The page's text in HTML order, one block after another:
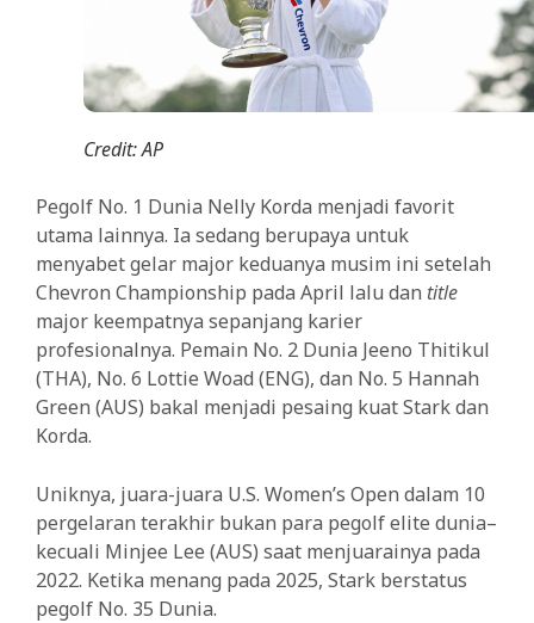
Credit: AP
Pegolf No. 1 Dunia Nelly Korda menjadi favorit
utama lainnya. Ia sedang berupaya untuk
menyabet gelar major keduanya musim ini setelah
Chevron Championship pada April lalu dan title
major keempatnya sepanjang karier
profesionalnya. Pemain No. 2 Dunia Jeeno Thitikul
(THA), No. 6 Lottie Woad (ENG), dan No. 5 Hannah
Green (AUS) bakal menjadi pesaing kuat Stark dan
Korda.
Uniknya, juara-juara U.S. Women’s Open dalam 10
pergelaran terakhir bukan para pegolf elite dunia–
kecuali Minjee Lee (AUS) saat menjuarainya pada
2022. Ketika menang pada 2025, Stark berstatus
pegolf No. 35 Dunia.